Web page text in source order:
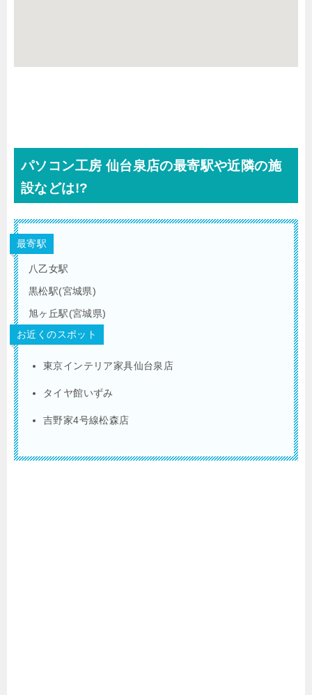
パソコン工房 仙台泉店の最寄駅や近隣の施
設などは!?
最寄駅
八乙女駅
黒松駅(宮城県)
旭ヶ丘駅(宮城県)
お近くのスポット
東京インテリア家具仙台泉店
タイヤ館いずみ
吉野家4号線松森店